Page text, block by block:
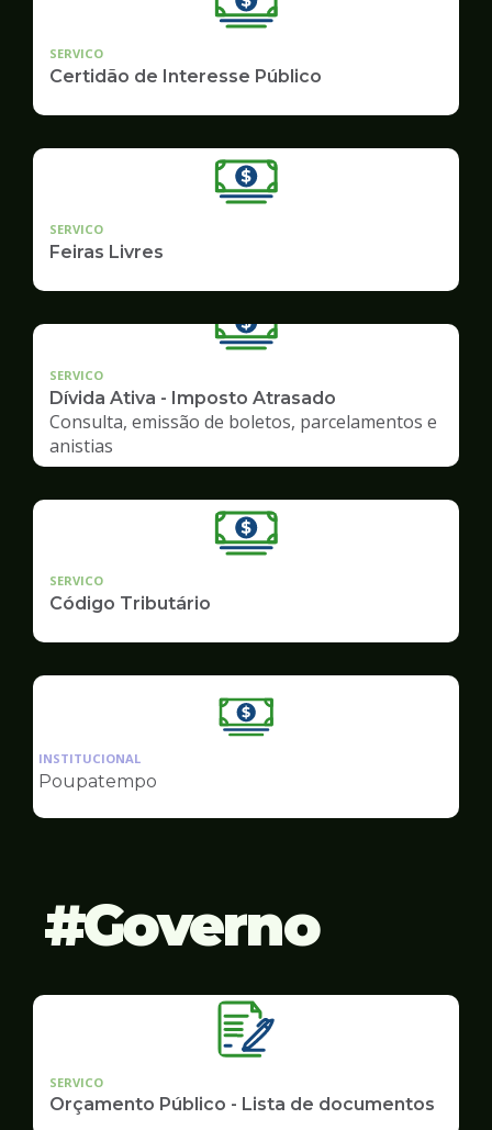
SERVICO
Certidão de Interesse Público
SERVICO
Feiras Livres
SERVICO
Dívida Ativa - Imposto Atrasado
Consulta, emissão de boletos, parcelamentos e
anistias
SERVICO
Código Tributário
Ilustração
Finanças
INSTITUCIONAL
Poupatempo
Governo
SERVICO
Orçamento Público - Lista de documentos